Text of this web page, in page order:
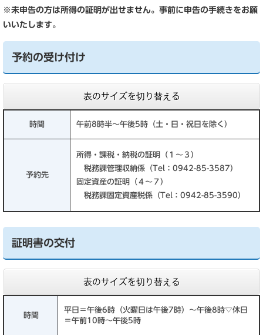
※未申告の方は所得の証明が出せません。事前に申告の手続きをお願
いいたします。
予約の受け付け
表のサイズを切り替える
時間 午前8時半～午後5時（土・日・祝日を除く）
予約先
所得・課税・納税の証明（１～３）
税務課管理収納係（Tel：0942-85-3587）
固定資産の証明（４～７）
税務課固定資産税係（Tel：0942-85-3590）
証明書の交付
表のサイズを切り替える
時間
平日＝午後6時（火曜日は午後7時）～午後8時▽休日
＝午前10時～午後5時